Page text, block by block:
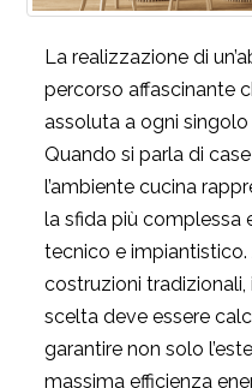
La realizzazione di
percorso affascinante
assoluta a ogni
Quando si parla di
l’ambiente cucina
la sfida più complessa
tecnico e
costruzioni
scelta deve essere
garantire non solo
massima efficienza